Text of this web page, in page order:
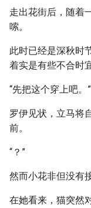
走出花街后，随着
嗦。
此时已经是深秋时
着实是有些不合时宜
“先把这个穿上吧。”
罗伊见状，立马将
前。
“？”
然而小花非但没有
在她看来，猫突然